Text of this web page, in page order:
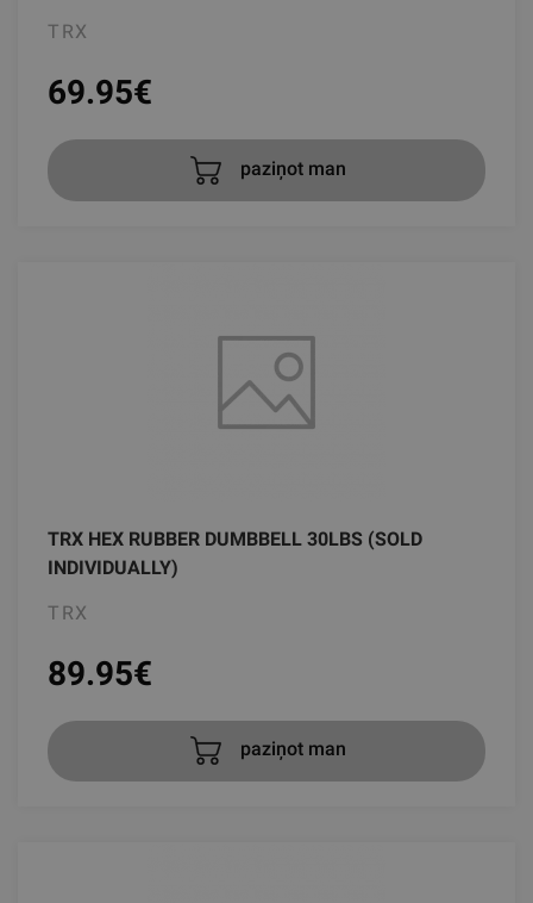
TRX
69.95€
paziņot man
TRX HEX RUBBER DUMBBELL 30LBS (SOLD
INDIVIDUALLY)
TRX
89.95€
paziņot man